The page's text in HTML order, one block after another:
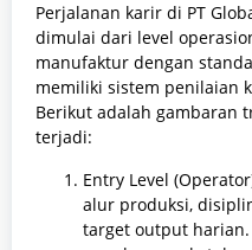
Perjalanan karir di PT
dimulai dari level
manufaktur dengan
memiliki sistem penilaian
Berikut adalah gambaran
terjadi:
Entry Level
alur produksi,
target output harian.